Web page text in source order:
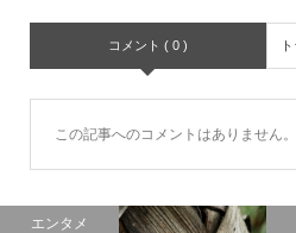
コメント ( 0 )
この記事へのコメントはありません。
エンタメ